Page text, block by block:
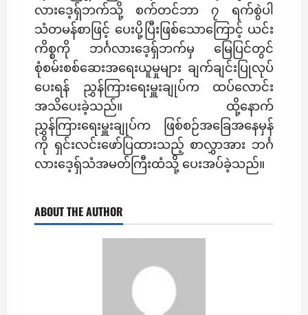
လားဒေ့ရှ်ဘက်သို့ စက်တင်ဘာ ၇ ရက်စွဲပါ
သံတမန်စာဖြင့် ပေးပို့ပြီးဖြစ်သောကြောင့် ယင်း
ကိစ္စကို ဘင်္ဂလားဒေ့ရှ်ဘက်မှ မြေပြင်တွင်
စုံစမ်းစစ်ဆေးအရေးယူမှုများ ချက်ချင်းပြုလုပ်
ပေးရန် ညွှန်ကြားရေးမှူးချုပ်က ထပ်လောင်း
အသိပေးခဲ့သည်။ ထို့နောက်
ညွှန်ကြားရေးမှူးချုပ်က ဖြစ်စဉ်အခြေအနေမှန်
ကို ရှင်းလင်းဖော်ပြထားသည့် စာလွှာအား ဘင်္ဂ
လားဒေ့ရှ်သံအမတ်ကြီးထံသို့ ပေးအပ်ခဲ့သည်။
ABOUT THE AUTHOR